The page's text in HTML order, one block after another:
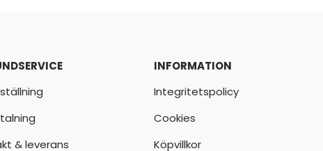
& leverans
INFORMATION
Integritetspolicy
Cookies
Köpvillkor